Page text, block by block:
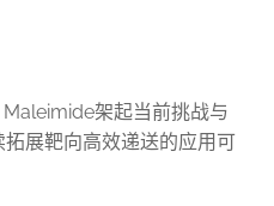
架起当前挑战与
展靶向高效递送的应用可